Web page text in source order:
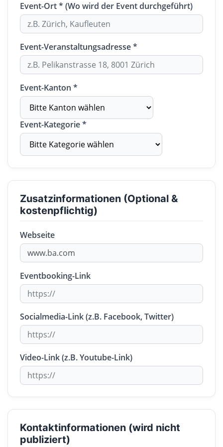
Event-Ort * (Wo wird der Event durchgeführt)
Event-Veranstaltungsadresse *
Event-Kanton *
Event-Kategorie *
Zusatzinformationen (Optional &
kostenpflichtig)
Webseite
Eventbooking-Link
Socialmedia-Link (z.B. Facebook, Twitter)
Video-Link (z.B. Youtube-Link)
Kontaktinformationen (wird nicht
publiziert)